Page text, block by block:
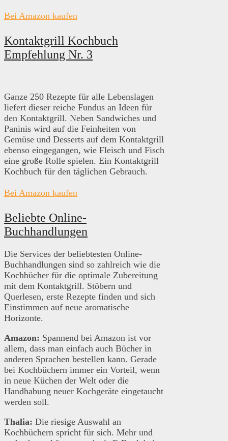
Bei Amazon kaufen
Kontaktgrill Kochbuch
Empfehlung Nr. 3
Ganze 250 Rezepte für alle Lebenslagen
liefert dieser reiche Fundus an Ideen für
den Kontaktgrill. Neben Sandwiches und
Paninis wird auf die Feinheiten von
Gemüse und Desserts auf dem Kontaktgrill
ebenso eingegangen, wie Fleisch und Fisch
eine große Rolle spielen. Ein Kontaktgrill
Kochbuch für den täglichen Gebrauch.
Bei Amazon kaufen
Beliebte Online-
Buchhandlungen
Die Services der beliebtesten Online-
Buchhandlungen sind so zahlreich wie die
Kochbücher für die optimale Zubereitung
mit dem Kontaktgrill. Stöbern und
Querlesen, erste Rezepte finden und sich
Einstimmen auf neue aromatische
Horizonte.
Amazon: Spannend bei Amazon ist vor
allem, dass man einfach auch Bücher in
anderen Sprachen bestellen kann. Gerade
bei Kochbüchern immer ein Vorteil, wenn
in neue Küchen der Welt oder die
Handhabung neuer Kochgeräte eingetaucht
werden soll.
Thalia: Die riesige Auswahl an
Kochbüchern spricht für sich. Mehr und